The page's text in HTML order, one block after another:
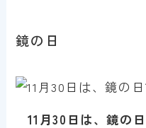
鏡の日
11月30日は、鏡の日